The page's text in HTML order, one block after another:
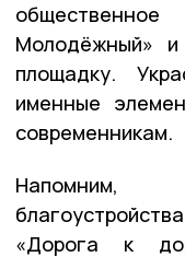
Молодёжный» и
площадку.
именные
современникам.
Напомним,
«Дорога к